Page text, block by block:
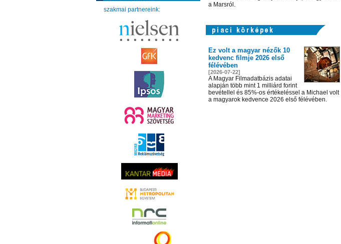
szakmai partnereink:
a Marsról.
Ez volt a magyar nézők 10
kedvenc filmje 2026 első
félévében
[2026-07-22]
A Magyar Filmadatbázis adatai
alapján több mint 1 milliárd forint
bevétellel és 85%-os értékeléssel a Michael volt
a magyarok kedvence 2026 első félévében.